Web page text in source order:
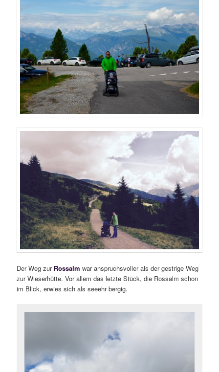
Der Weg zur Rossalm war anspruchsvoller als der gestrige Weg
zur Wieserhütte. Vor allem das letzte Stück, die Rossalm schon
im Blick, erwies sich als seeehr bergig.